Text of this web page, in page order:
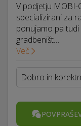
V podjetju MOBI-
specializirani za
ponujamo pa
gradbeništ…
Več
Dobro in